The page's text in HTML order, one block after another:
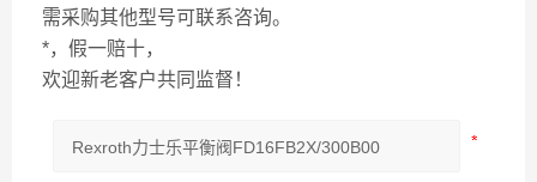
需采购其他型号可联系咨询。
*，假一赔十，
欢迎新老客户共同监督！